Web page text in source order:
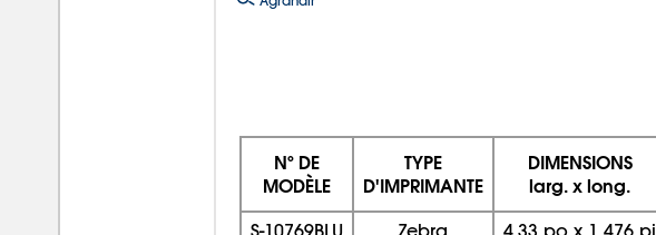
Nº DE
MODÈLE
TYPE
D'IMPRIMANTE
DIMENSIONS
larg. x long.
S-10769BLU Zebra 4,33 po x 1 476 pi